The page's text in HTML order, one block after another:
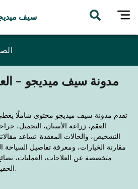
سيف
مدونة سيف ميديجو –
تقدم مدونة سيف ميديجو محتوى شاملًا
العقم، زراعة الأسنان، التجميل،
التشخيص، والحالات المعقدة. تساعد
مقارنة الخيارات، ومعرفة تفاصيل السياحة
متخصصة عن العلاجات، العمليات،
الحقيقية لاتخاذ قرار صحي أفضل.